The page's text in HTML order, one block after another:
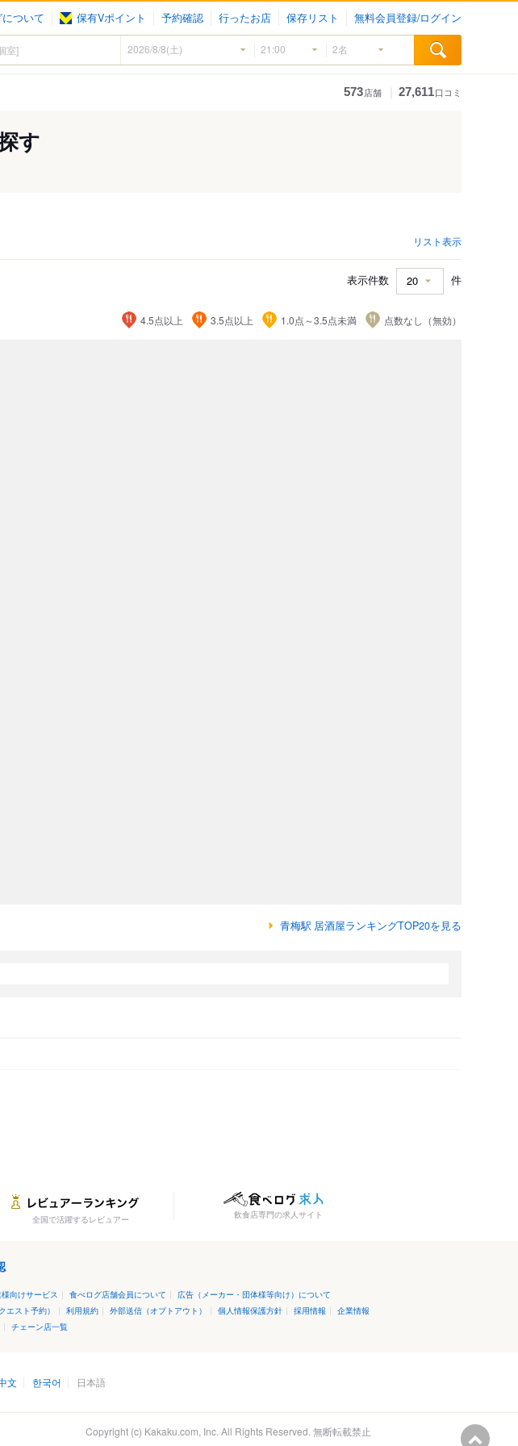
ついて 保有Vポイント 予約確認 行ったお店 保存リスト 無料会員登録/ログイン
573店舗 27,611口コミ
す
リスト表示
表示件数 件
4.5点以上 3.5点以上 1.0点～3.5点未満 点数なし（無効）
青梅駅 居酒屋ランキングTOP20を見る
全国で活躍するレビュアー 飲食店専門の求人サイト
向けサービス | 食べログ店舗会員について | 広告（メーカー・団体様等向け）について
エスト予約） | 利用規約 | 外部送信（オプトアウト） | 個人情報保護方針 | 採用情報 | 企業情報
| チェーン店一覧
文 한국어 日本語
Copyright (c) Kakaku.com, Inc. All Rights Reserved. 無断転載禁止